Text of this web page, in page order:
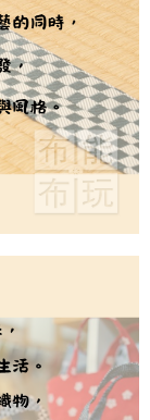
狀況，依本公司即
公司將視審查結果
惡意使用之情形，
取法律行動。